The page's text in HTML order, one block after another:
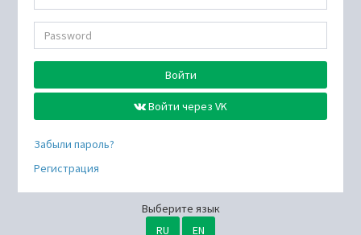
Войти
Войти через VK
Забыли пароль?
Регистрация
Выберите язык